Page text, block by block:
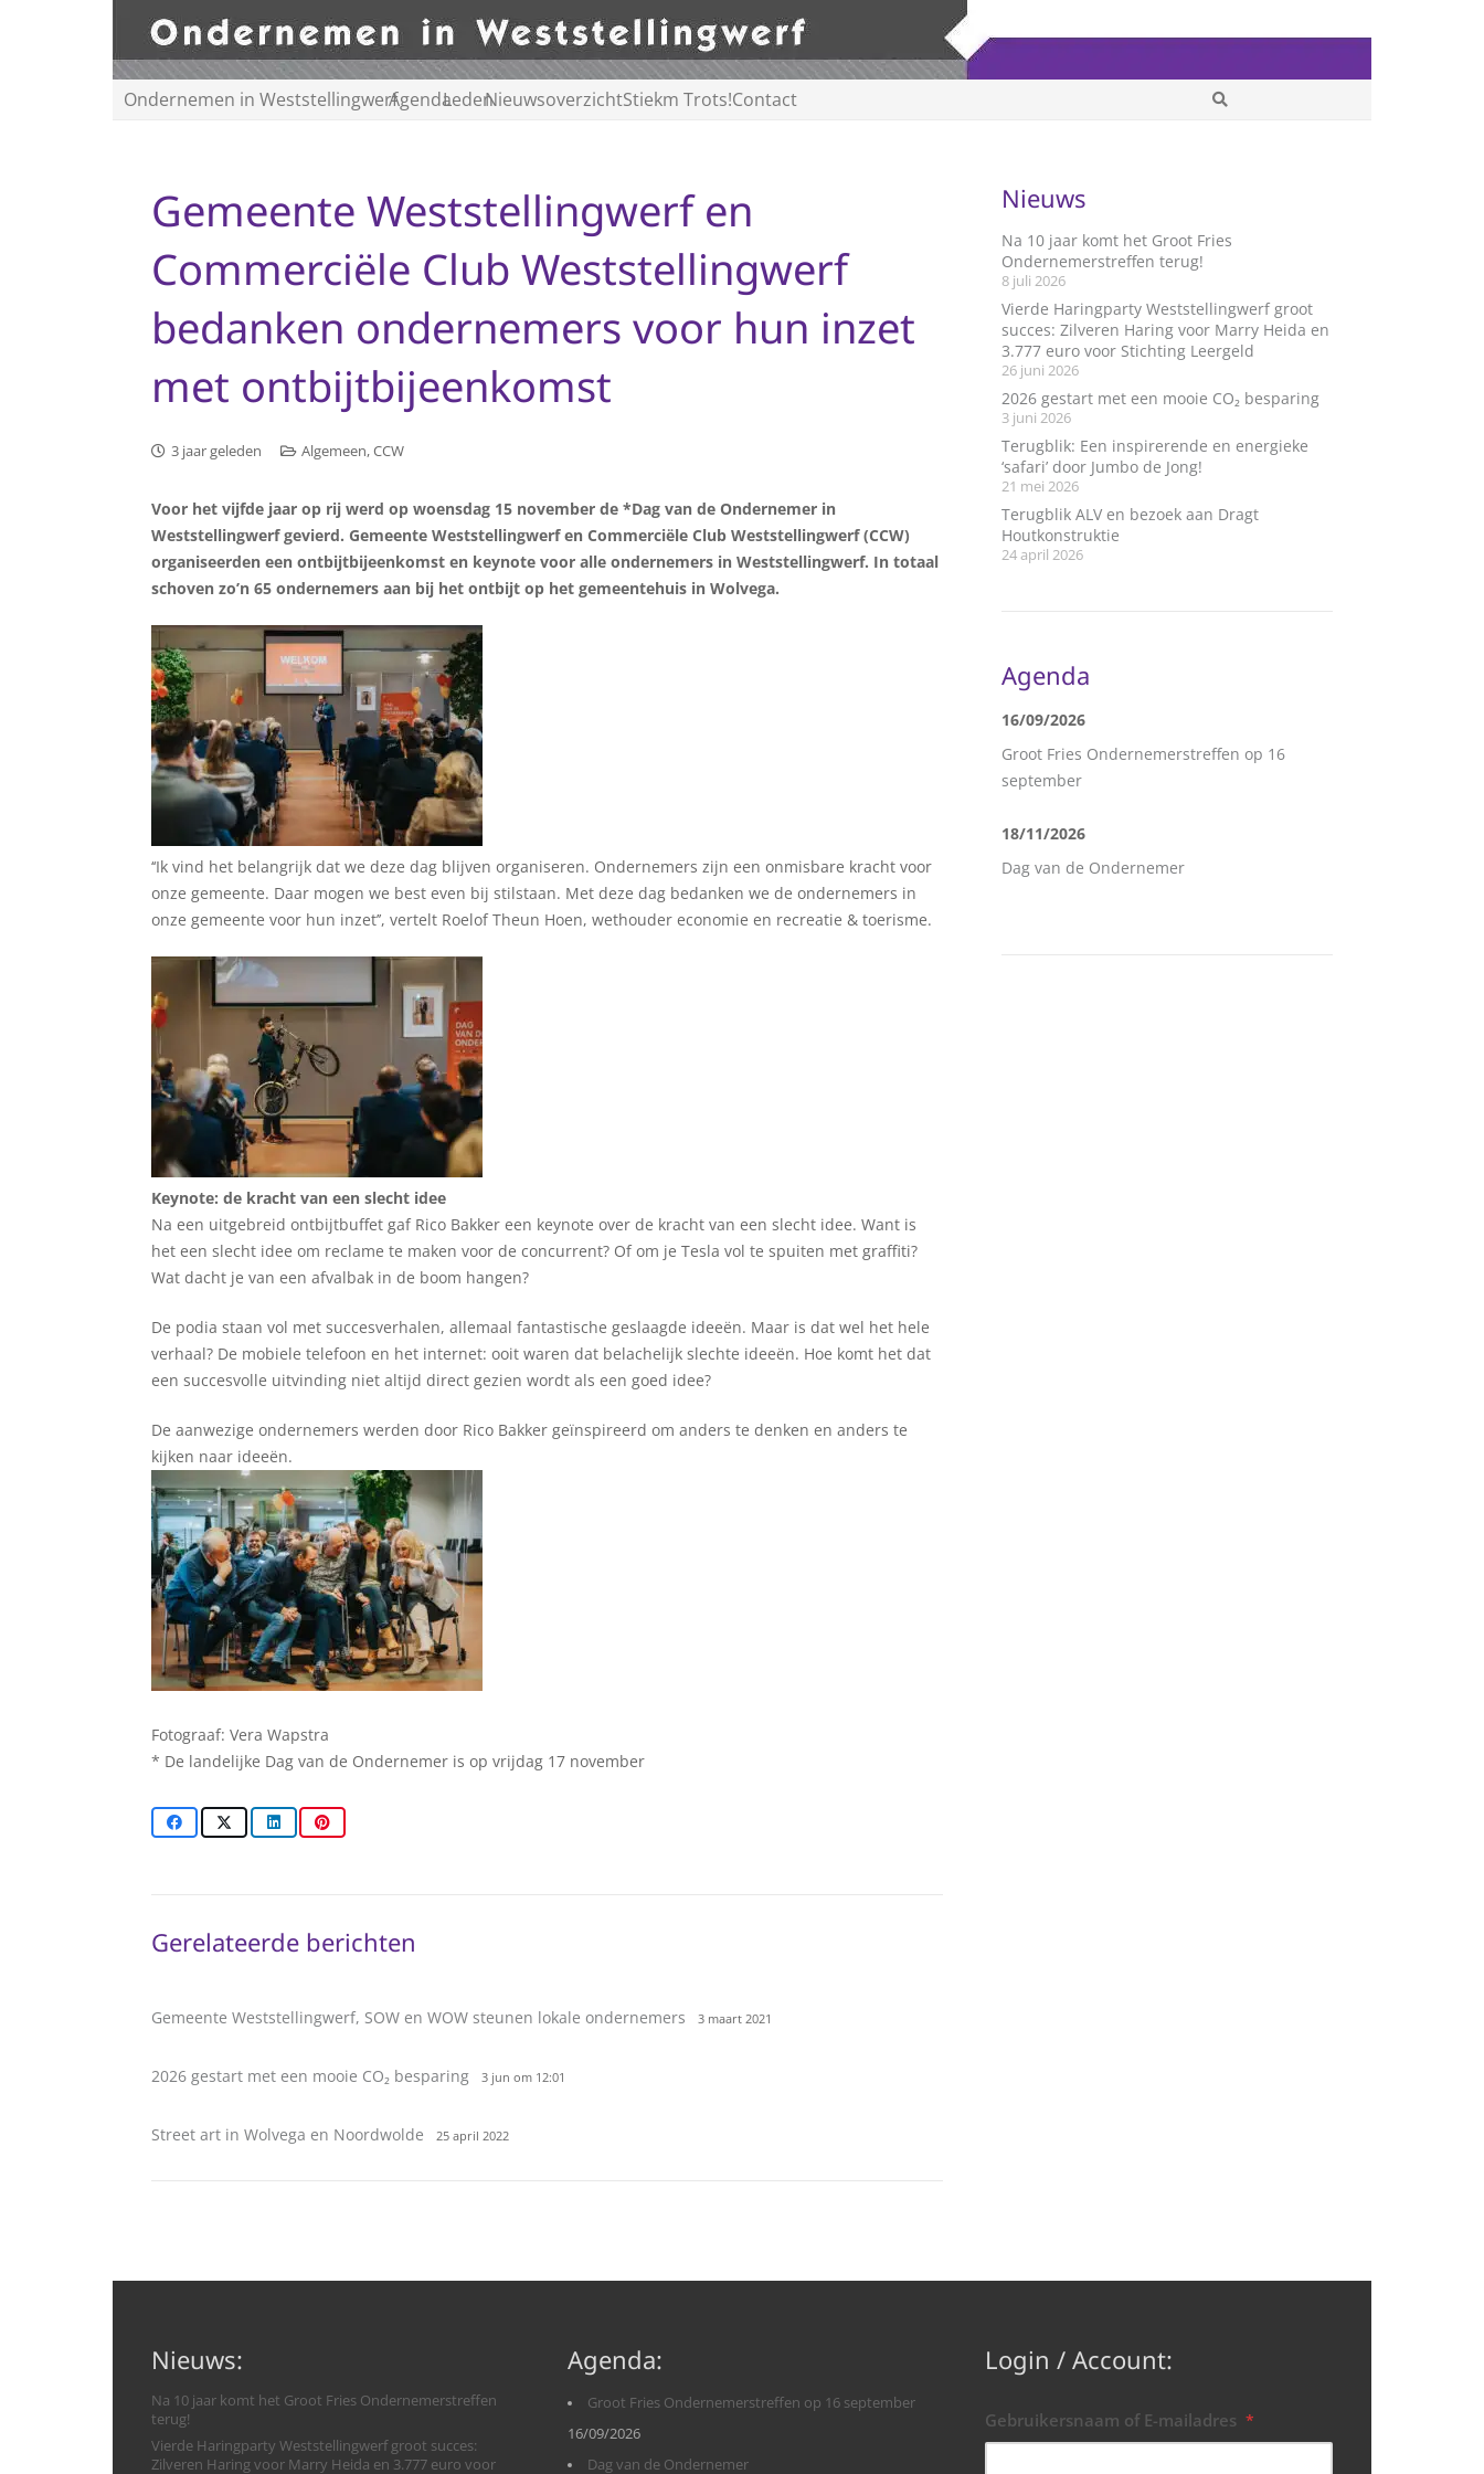
Ondernemen in WeststellingwerfAgendaLedenNieuwsoverzichtStiekm Trots!Contact
Gemeente Weststellingwerf en
Commerciële Club Weststellingwerf
bedanken ondernemers voor hun inzet
met ontbijtbijeenkomst
3 jaar geleden Algemeen,CCW
Voor het vijfde jaar op rij werd op woensdag 15 november de *Dag van de Ondernemer in
Weststellingwerf gevierd. Gemeente Weststellingwerf en Commerciële Club Weststellingwerf (CCW)
organiseerden een ontbijtbijeenkomst en keynote voor alle ondernemers in Weststellingwerf. In totaal
schoven zo’n 65 ondernemers aan bij het ontbijt op het gemeentehuis in Wolvega.
‘‘Ik vind het belangrijk dat we deze dag blijven organiseren. Ondernemers zijn een onmisbare kracht voor
onze gemeente. Daar mogen we best even bij stilstaan. Met deze dag bedanken we de ondernemers in
onze gemeente voor hun inzet’’, vertelt Roelof Theun Hoen, wethouder economie en recreatie & toerisme.
Keynote: de kracht van een slecht idee
Na een uitgebreid ontbijtbuffet gaf Rico Bakker een keynote over de kracht van een slecht idee. Want is
het een slecht idee om reclame te maken voor de concurrent? Of om je Tesla vol te spuiten met graffiti?
Wat dacht je van een afvalbak in de boom hangen?
De podia staan vol met succesverhalen, allemaal fantastische geslaagde ideeën. Maar is dat wel het hele
verhaal? De mobiele telefoon en het internet: ooit waren dat belachelijk slechte ideeën. Hoe komt het dat
een succesvolle uitvinding niet altijd direct gezien wordt als een goed idee?
De aanwezige ondernemers werden door Rico Bakker geïnspireerd om anders te denken en anders te
kijken naar ideeën.
Fotograaf: Vera Wapstra
* De landelijke Dag van de Ondernemer is op vrijdag 17 november
Gerelateerde berichten
Gemeente Weststellingwerf, SOW en WOW steunen lokale ondernemers 3 maart 2021
2026 gestart met een mooie CO₂ besparing 3 jun om 12:01
Street art in Wolvega en Noordwolde 25 april 2022
Nieuws
Na 10 jaar komt het Groot Fries
Ondernemerstreffen terug!
8 juli 2026
Vierde Haringparty Weststellingwerf groot
succes: Zilveren Haring voor Marry Heida en
3.777 euro voor Stichting Leergeld
26 juni 2026
2026 gestart met een mooie CO₂ besparing
3 juni 2026
Terugblik: Een inspirerende en energieke
‘safari’ door Jumbo de Jong!
21 mei 2026
Terugblik ALV en bezoek aan Dragt
Houtkonstruktie
24 april 2026
Agenda
16/09/2026
Groot Fries Ondernemerstreffen op 16
september
18/11/2026
Dag van de Ondernemer
Nieuws:
Na 10 jaar komt het Groot Fries Ondernemerstreffen
terug!
Vierde Haringparty Weststellingwerf groot succes:
Zilveren Haring voor Marry Heida en 3.777 euro voor
Agenda:
Groot Fries Ondernemerstreffen op 16 september
16/09/2026
Dag van de Ondernemer
Login / Account:
Gebruikersnaam of E-mailadres *